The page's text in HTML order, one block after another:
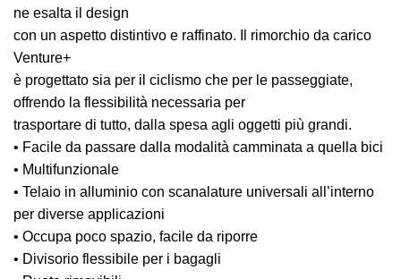
ne esalta il design
con un aspetto distintivo e raffinato. Il rimorchio da carico
Venture+
è progettato sia per il ciclismo che per le passeggiate,
offrendo la flessibilità necessaria per
trasportare di tutto, dalla spesa agli oggetti più grandi.
• Facile da passare dalla modalità camminata a quella bici
• Multifunzionale
• Telaio in alluminio con scanalature universali all’interno
per diverse applicazioni
• Occupa poco spazio, facile da riporre
• Divisorio flessibile per i bagagli